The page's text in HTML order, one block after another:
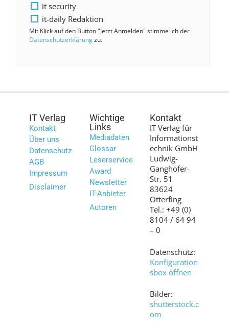
it security
it-daily Redaktion
Mit Klick auf den Button "Jetzt Anmelden" stimme ich der
Datenschutzerklärungzu.
IT Verlag
Kontakt
Über uns
Datenschutz
AGB
Impressum
Disclaimer
Wichtige
Links
Mediadaten
Glossar
Leserservice
Award
Newsletter
IT-Anbieter
Autoren
Kontakt
IT Verlag für
Informationst
echnik GmbH
Ludwig-
Ganghofer-
Str. 51
83624
Otterfing
Tel.: +49 (0)
8104 / 64 94
– 0
Datenschutz:
Konfiguration
sbox öffnen
Bilder:
shutterstock.c
om